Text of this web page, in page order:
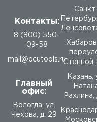
Контакты:
8 (800) 550-
09-58
mail@ecutools.ru
Главный
офис:
Вологда, ул.
Чехова, д. 29
Степной,
Казань,
Рахлина,